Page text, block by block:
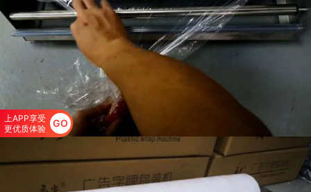
上APP享受
更优质体验
GO